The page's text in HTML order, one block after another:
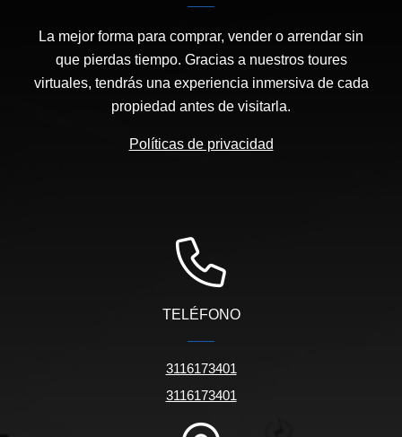
La mejor forma para comprar, vender o arrendar sin
que pierdas tiempo. Gracias a nuestros toures
virtuales, tendrás una experiencia inmersiva de cada
propiedad antes de visitarla.
Políticas de privacidad
TELÉFONO
3116173401
3116173401